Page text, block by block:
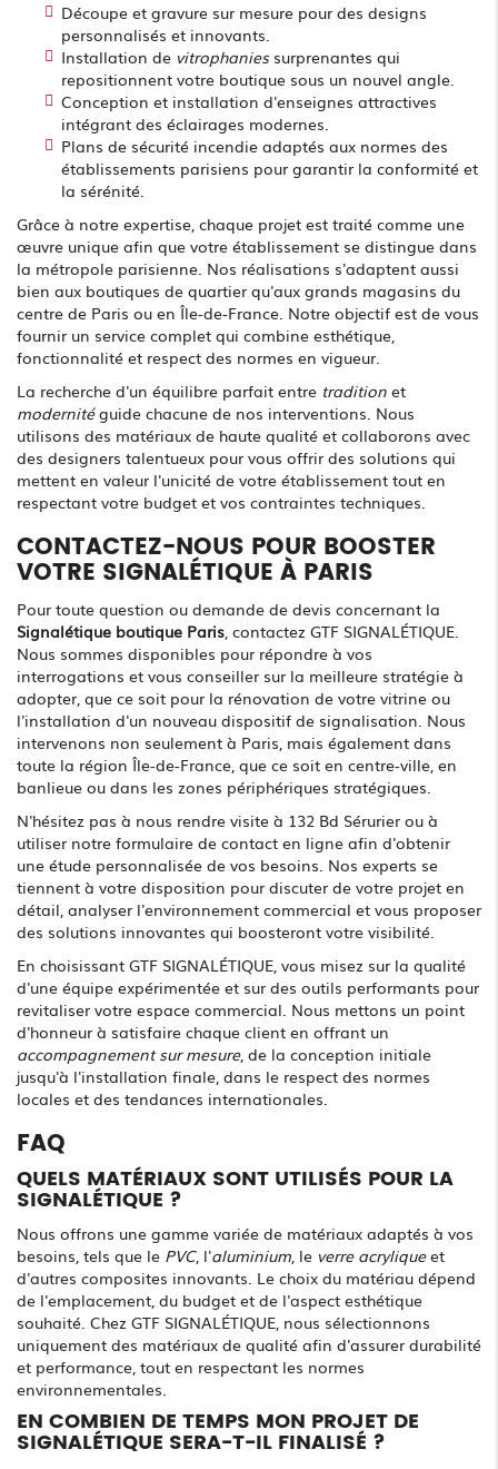
Découpe et gravure sur mesure pour des designs
personnalisés et innovants.
Installation de vitrophaniessurprenantes qui
repositionnent votre boutique sous un nouvel angle.
Conception et installation d'enseignes attractives
intégrant des éclairages modernes.
Plans de sécurité incendie adaptés aux normes des
établissements parisiens pour garantir la conformité et
la sérénité.
Grâce à notre expertise, chaque projet est traité comme une
œuvre unique afin que votre établissement se distingue dans
la métropole parisienne. Nos réalisations s'adaptent aussi
bien aux boutiques de quartier qu'aux grands magasins du
centre de Paris ou en Île-de-France. Notre objectif est de vous
fournir un service complet qui combine esthétique,
fonctionnalité et respect des normes en vigueur.
La recherche d'un équilibre parfait entre tradition et
modernitéguide chacune de nos interventions. Nous
utilisons des matériaux de haute qualité et collaborons avec
des designers talentueux pour vous offrir des solutions qui
mettent en valeur l'unicité de votre établissement tout en
respectant votre budget et vos contraintes techniques.
CONTACTEZ-NOUS POUR BOOSTER
VOTRE SIGNALÉTIQUE À PARIS
Pour toute question ou demande de devis concernant la
Signalétique boutique Paris, contactez GTF SIGNALÉTIQUE.
Nous sommes disponibles pour répondre à vos
interrogations et vous conseiller sur la meilleure stratégie à
adopter, que ce soit pour la rénovation de votre vitrine ou
l'installation d'un nouveau dispositif de signalisation. Nous
intervenons non seulement à Paris, mais également dans
toute la région Île-de-France, que ce soit en centre-ville, en
banlieue ou dans les zones périphériques stratégiques.
N'hésitez pas à nous rendre visite à 132 Bd Sérurier ou à
utiliser notre formulaire de contact en ligne afin d'obtenir
une étude personnalisée de vos besoins. Nos experts se
tiennent à votre disposition pour discuter de votre projet en
détail, analyser l'environnement commercial et vous proposer
des solutions innovantes qui boosteront votre visibilité.
En choisissant GTF SIGNALÉTIQUE, vous misez sur la qualité
d'une équipe expérimentée et sur des outils performants pour
revitaliser votre espace commercial. Nous mettons un point
d'honneur à satisfaire chaque client en offrant un
accompagnement sur mesure, de la conception initiale
jusqu'à l'installation finale, dans le respect des normes
locales et des tendances internationales.
FAQ
QUELS MATÉRIAUX SONT UTILISÉS POUR LA
SIGNALÉTIQUE ?
Nous offrons une gamme variée de matériaux adaptés à vos
besoins, tels que le PVC, l'aluminium, le verre acryliqueet
d'autres composites innovants. Le choix du matériau dépend
de l'emplacement, du budget et de l'aspect esthétique
souhaité. Chez GTF SIGNALÉTIQUE, nous sélectionnons
uniquement des matériaux de qualité afin d'assurer durabilité
et performance, tout en respectant les normes
environnementales.
EN COMBIEN DE TEMPS MON PROJET DE
SIGNALÉTIQUE SERA-T-IL FINALISÉ ?